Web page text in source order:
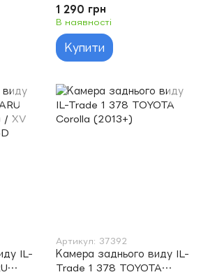
/
/ SEAT Leon III (2013-н.в.)
1 290 грн
В наявності
Купити
IL-
Артикул: 37392
Камера заднього виду IL-
Trade 1 378 TOYOTA